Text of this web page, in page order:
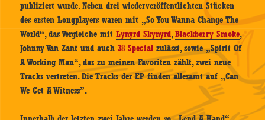
publiziert wurde. Neben drei wiederveröffentlichten Stücken
des ersten Longplayers waren mit „So You Wanna Change The
World“, das Vergleiche mitLynyrd Skynyrd,Blackberry Smoke,
Johnny Van Zant und auch38 Special zulässt, sowie „Spirit Of
A Working Man“, das zu meinen Favoriten zählt, zwei neue
Tracks vertreten. Die Tracks der EP finden allesamt auf „Can
We Get A Witness”.